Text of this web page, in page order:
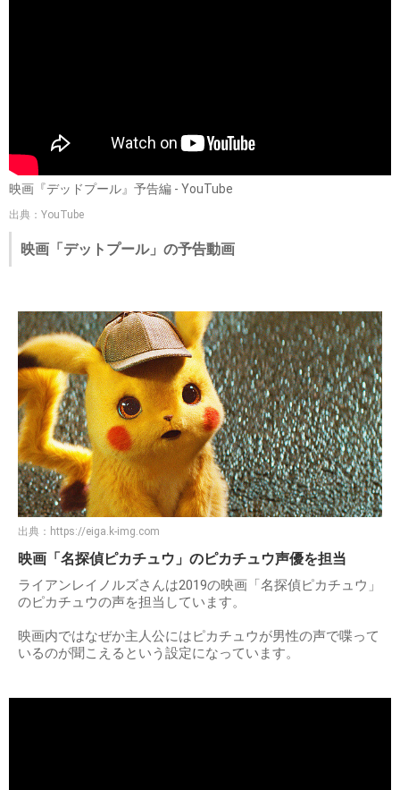
映画『デッドプール』予告編 - YouTube
出典：YouTube
映画「デットプール」の予告動画
出典： https://eiga.k-img.com
映画「名探偵ピカチュウ」のピカチュウ声優を担当
ライアンレイノルズさんは2019の映画「名探偵ピカチュウ」
のピカチュウの声を担当しています。
映画内ではなぜか主人公にはピカチュウが男性の声で喋って
いるのが聞こえるという設定になっています。